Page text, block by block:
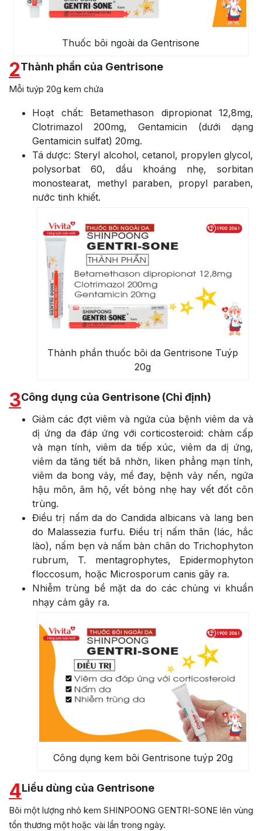
Thuốc bôi ngoài da Gentrisone
2Thành phần của Gentrisone
Mỗi tuýp 20g kem chứa
Hoạt chất: Betamethason dipropionat 12,8mg,
Clotrimazol 200mg, Gentamicin (dưới dạng
Gentamicin sulfat) 20mg.
Tá dược: Steryl alcohol, cetanol, propylen glycol,
polysorbat 60, dầu khoáng nhẹ, sorbitan
monostearat, methyl paraben, propyl paraben,
nước tinh khiết.
Thành phần thuốc bôi da Gentrisone Tuýp
20g
3Công dụng của Gentrisone (Chỉ định)
Giảm các đợt viêm và ngứa của bệnh viêm da và
dị ứng da đáp ứng với corticosteroid: chàm cấp
và mạn tính, viêm da tiếp xúc, viêm da dị ứng,
viêm da tăng tiết bã nhờn, Iiken phẳng mạn tính,
viêm da bong vảy, mề đay, bệnh vảy nến, ngứa
hậu môn, âm hộ, vết bỏng nhẹ hay vết đốt côn
trùng.
Điều trị nấm da do Candida albicans và lang ben
do Malassezia furfu. Điều trị nấm thân (lác, hắc
lào), nấm bẹn và nấm bàn chân do Trichophyton
rubrum, T. mentagrophytes, Epidermophyton
floccosum, hoặc Microsporum canis gây ra.
Nhiễm trùng bề mặt da do các chủng vi khuẩn
nhạy cảm gây ra.
Công dụng kem bôi Gentrisone tuýp 20g
4Liều dùng của Gentrisone
Bôi một lượng nhỏ kem SHINPOONG GENTRI-SONE lên vùng
tổn thương một hoặc vài lần trong ngày.